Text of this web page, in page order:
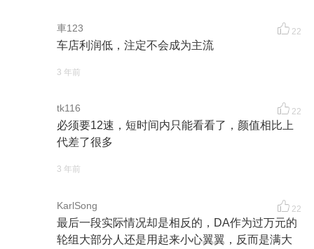
車123 22
车店利润低，注定不会成为主流
3 年前
tk116 22
必须要12速，短时间内只能看看了，颜值相比上
代差了很多
3 年前
KarlSong 22
最后一段实际情况却是相反的，DA作为过万元的
轮组大部分人还是用起来小心翼翼，反而是满大